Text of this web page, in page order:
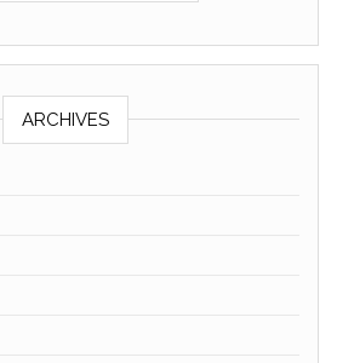
ARCHIVES